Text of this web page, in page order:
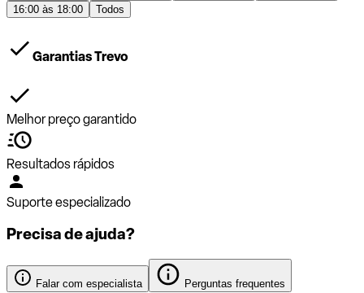
16:00 às 18:00
Todos
Garantias Trevo
Melhor preço garantido
Resultados rápidos
Suporte especializado
Precisa de ajuda?
Falar com especialista Perguntas frequentes